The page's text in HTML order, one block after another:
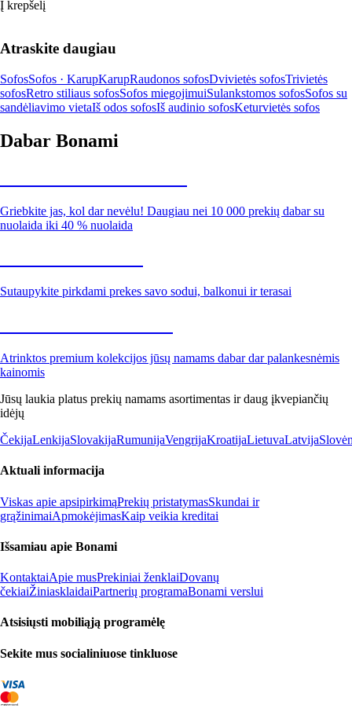
Į krepšelį
Atraskite daugiau
SofosSofos · KarupKarupRaudonos sofosDvivietės sofosTrivietės
sofosRetro stiliaus sofosSofos miegojimuiSulankstomos sofosSofos su
sandėliavimo vietaIš odos sofosIš audinio sofosKeturvietės sofos
Dabar Bonami
Griebkite jas, kol dar nevėlu! Daugiau nei 10 000 prekių dabar su
nuolaida iki 40 % nuolaida
Sutaupykite pirkdami prekes savo sodui, balkonui ir terasai
Atrinktos premium kolekcijos jūsų namams dabar dar palankesnėmis
kainomis
Jūsų laukia platus prekių namams asortimentas ir daug įkvepiančių
idėjų
ČekijaLenkijaSlovakijaRumunijaVengrijaKroatijaLietuvaLatvija
Aktuali informacija
Viskas apie apsipirkimąPrekių pristatymasSkundai ir
grąžinimaiApmokėjimasKaip veikia kreditai
Išsamiau apie Bonami
KontaktaiApie musPrekiniai ženklaiDovanų
čekiaiŽiniasklaidaiPartnerių programaBonami verslui
Atsisiųsti mobiliąją programėlę
Sekite mus socialiniuose tinkluose